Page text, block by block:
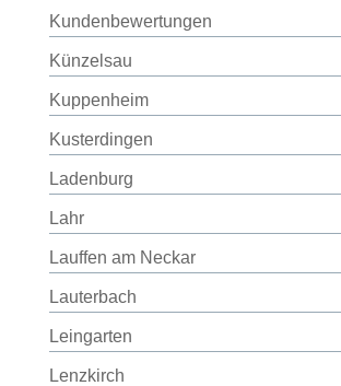
Kundenbewertungen
Künzelsau
Kuppenheim
Kusterdingen
Ladenburg
Lahr
Lauffen am Neckar
Lauterbach
Leingarten
Lenzkirch